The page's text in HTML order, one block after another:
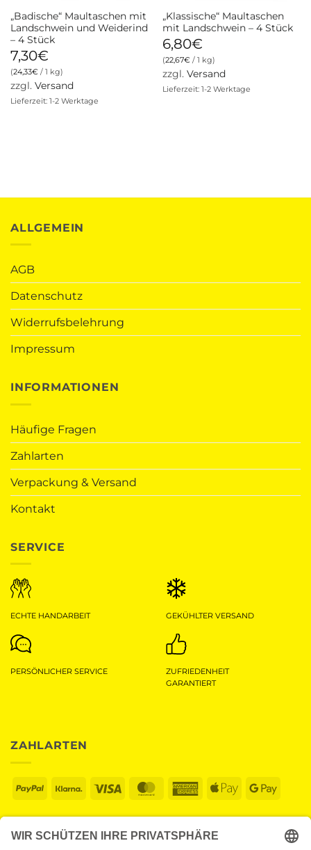
„Badische“ Maultaschen mit
Landschwein und Weiderind
– 4 Stück
7,30€
(24,33€/ 1 kg)
zzgl. Versand
Lieferzeit: 1-2 Werktage
„Klassische“ Maultaschen
mit Landschwein – 4 Stück
6,80€
(22,67€/ 1 kg)
zzgl. Versand
Lieferzeit: 1-2 Werktage
ALLGEMEIN
AGB
Datenschutz
Widerrufsbelehrung
Impressum
INFORMATIONEN
Häufige Fragen
Zahlarten
Verpackung & Versand
Kontakt
SERVICE
ECHTE HANDARBEIT
PERSÖNLICHER SERVICE
GEKÜHLTER VERSAND
ZUFRIEDENHEIT
GARANTIERT
ZAHLARTEN
PayPalKlarna Visa MasterCardAmericanApple
Wir versenden mit DHL GoGreen.